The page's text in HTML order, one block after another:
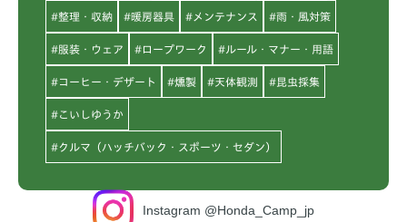
#整理・収納 #暖房器具 #メンテナンス #雨・風対策
#服装・ウェア #ロープワーク #ルール・マナー・用語
#コーヒー・デザート #燻製 #天体観測 #昆虫採集
#こいしゆうか
#クルマ（ハッチバック・スポーツ・セダン）
Instagram @Honda_Camp_jp